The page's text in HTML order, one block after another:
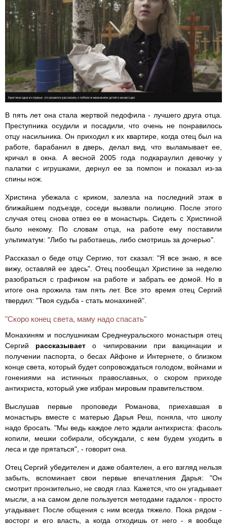
В пять лет она стала жертвой педофила - лучшего друга отца.
Преступника осудили и посадили, что очень не понравилось
отцу насильника. Он приходил к их квартире, когда отец был на
работе, барабанил в дверь, делал вид, что выламывает ее,
кричал в окна. А весной 2005 года подкараулил девочку у
палатки с игрушками, дернул ее за помпон и показал из-за
спины нож.
Христина убежала с криком, залезла на последний этаж в
ближайшем подъезде, соседи вызвали полицию. После этого
случая отец снова отвез ее в монастырь. Сидеть с Христиной
было некому. По словам отца, на работе ему поставили
ультиматум: "Либо ты работаешь, либо смотришь за дочерью".
Рассказал о беде отцу Сергию, тот сказал: "Я все знаю, я все
вижу, оставляй ее здесь". Отец пообещал Христине за неделю
разобраться с графиком на работе и забрать ее домой. Но в
итоге она прожила там пять лет. Все это время отец Сергий
твердил: "Твоя судьба - стать монахиней".
"Скоро конец света, маму надо спасать"
Монахиням и послушникам Среднеуральского монастыря отец
Сергий рассказывает о чипировании при вакцинации и
получении паспорта, о бесах Айфоне и Интернете, о близком
конце света, который будет сопровождаться голодом, войнами и
гонениями на истинных православных, о скором приходе
антихриста, который уже избран мировым правительством.
Выслушав первые проповеди Романова, приехавшая в
монастырь вместе с матерью Дарья Реш, поняла, что школу
надо бросать. "Мы ведь каждое лето ждали антихриста: фасоль
копили, мешки собирали, обсуждали, с кем будем уходить в
леса и где прятаться", - говорит она.
Отец Сергий убедителен и даже обаятелен, а его взгляд нельзя
забыть, вспоминает свои первые впечатления Дарья: "Он
смотрит пронзительно, не сводя глаз. Кажется, что он угадывает
мысли, а на самом деле пользуется методами гадалок - просто
угадывает. После общения с ним всегда тяжело. Пока рядом -
восторг и его власть, а когда отходишь от него - я вообще